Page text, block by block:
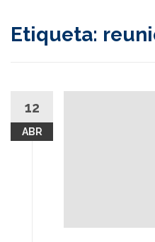
Etiqueta:
12
ABR